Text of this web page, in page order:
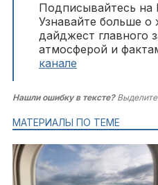
Подписывайтесь на
Узнавайте больше о
дайджест главного
атмосферой и
канале
Нашли ошибку в тексте?
МАТЕРИАЛЫ ПО ТЕМЕ